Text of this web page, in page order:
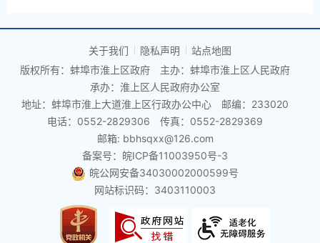
关于我们 隐私声明
站点地图
版权所有：蚌埠市淮上区政府
主办：蚌埠市淮上区人民政府
承办：淮上区人民政府办公室
地址：蚌埠市淮上大道淮上区行政办公中心
邮编：233020
电话：0552-2829306
传真：0552-2829369
邮箱: bbhsqxx@126.com
备案号：皖ICP备11003950号-3
皖公网安备34030002000599号
网站标识码：3403110003